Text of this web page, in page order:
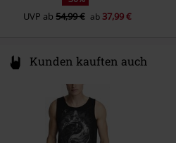
UVP ab54,99 € ab37,99 €
Kunden kauften auch